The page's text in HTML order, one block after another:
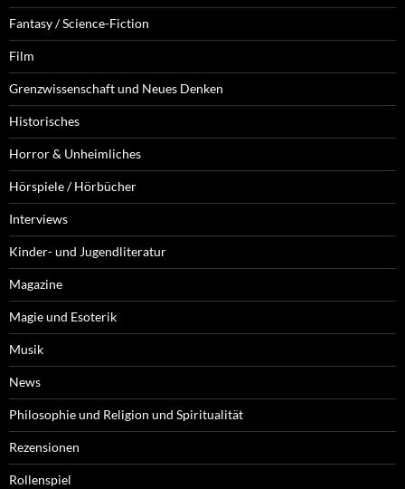
Fantasy / Science-Fiction
Film
Grenzwissenschaft und Neues Denken
Historisches
Horror & Unheimliches
Hörspiele / Hörbücher
Interviews
Kinder- und Jugendliteratur
Magazine
Magie und Esoterik
Musik
News
Philosophie und Religion und Spiritualität
Rezensionen
Rollenspiel